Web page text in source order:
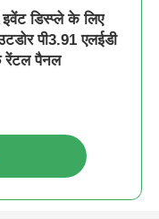
डिस्प्ले के लिए
पी3.91 एलईडी
रेंटल पैनल